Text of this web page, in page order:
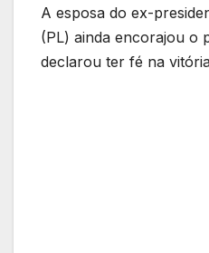
A esposa do ex-
(PL) ainda encorajou o
declarou ter fé na